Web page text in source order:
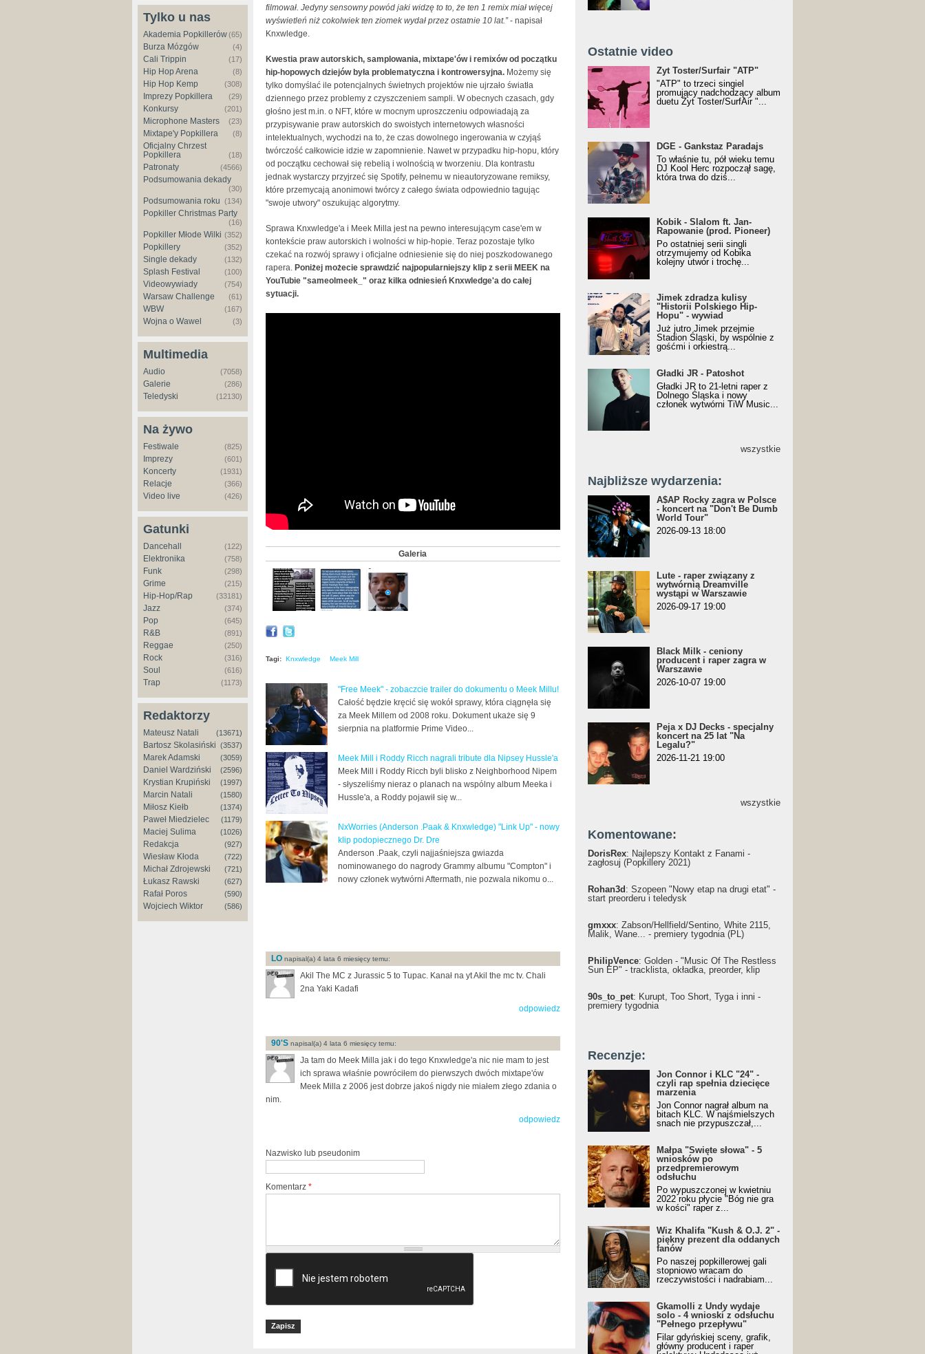
Tylko u nas
Akademia Popkillerów(65)
Burza Mózgów (4)
Cali Trippin (17)
Hip Hop Arena (8)
Hip Hop Kemp (308)
Imprezy Popkillera (29)
Konkursy (201)
Microphone Masters (23)
Mixtape'y Popkillera (8)
Oficjalny Chrzest
Popkillera
(18)
Patronaty (4566)
Podsumowania dekady
(30)
Podsumowania roku (134)
Popkiller Christmas Party
(16)
Popkiller Młode Wilki (352)
Popkillery (352)
Single dekady (132)
Splash Festival (100)
Videowywiady (754)
Warsaw Challenge (61)
WBW (167)
Wojna o Wawel (3)
Multimedia
Audio (7058)
Galerie (286)
Teledyski (12130)
Na żywo
Festiwale (825)
Imprezy (601)
Koncerty (1931)
Relacje (366)
Video live (426)
Gatunki
Dancehall (122)
Elektronika (758)
Funk (298)
Grime (215)
Hip-Hop/Rap (33181)
Jazz (374)
Pop (645)
R&B (891)
Reggae (250)
Rock (316)
Soul (616)
Trap (1173)
Redaktorzy
Mateusz Natali (13671)
Bartosz Skolasiński (3537)
Marek Adamski (3059)
Daniel Wardziński (2596)
Krystian Krupiński (1997)
Marcin Natali (1580)
Miłosz Kiełb (1374)
Paweł Miedzielec (1179)
Maciej Sulima (1026)
Redakcja (927)
Wiesław Kłoda (722)
Michał Zdrojewski (721)
Łukasz Rawski (627)
Rafał Poros (590)
Wojciech Wiktor (586)
filmował. Jedyny sensowny powód jaki widzę to to, że ten 1 remix miał więcej
wyświetleń niż cokolwiek ten ziomek wydał przez ostatnie 10 lat.”- napisał
Knxwledge.
Kwestia praw autorskich, samplowania, mixtape'ów i remixów od początku
hip-hopowych dziejów była problematyczna i kontrowersyjna. Możemy się
tylko domyślać ile potencjalnych świetnych projektów nie ujrzało światła
dziennego przez problemy z czyszczeniem sampli. W obecnych czasach, gdy
głośno jest m.in. o NFT, które w mocnym uproszczeniu odpowiadają za
przypisywanie praw autorskich do swoistych internetowych własności
intelektualnych, wychodzi na to, że czas dowolnego ingerowania w czyjąś
twórczość całkowicie idzie w zapomnienie. Nawet w przypadku hip-hopu, który
od początku cechował się rebelią i wolnością w tworzeniu. Dla kontrastu
jednak wystarczy przyjrzeć się Spotify, pełnemu w nieautoryzowane remiksy,
które przemycają anonimowi twórcy z całego świata odpowiednio tagując
"swoje utwory" oszukując algorytmy.
Sprawa Knxwledge'a i Meek Milla jest na pewno interesującym case'em w
kontekście praw autorskich i wolności w hip-hopie. Teraz pozostaje tylko
czekać na rozwój sprawy i oficjalne odniesienie się do niej poszkodowanego
rapera. Poniżej możecie sprawdzić najpopularniejszy klip z serii MEEK na
YouTubie "sameolmeek_" oraz kilka odniesień Knxwledge'a do całej
sytuacji.
Galeria
Tagi: Knxwledge Meek Mill
"Free Meek" - zobaczcie trailer do dokumentu o Meek Millu!
Całość będzie kręcić się wokół sprawy, która ciągnęła się
za Meek Millem od 2008 roku. Dokument ukaże się 9
sierpnia na platformie Prime Video...
Meek Mill i Roddy Ricch nagrali tribute dla Nipsey Hussle'a
Meek Mill i Roddy Ricch byli blisko z Neighborhood Nipem
- słyszeliśmy nieraz o planach na wspólny album Meeka i
Hussle'a, a Roddy pojawił się w...
NxWorries (Anderson .Paak & Knxwledge) "Link Up" - nowy
klip podopiecznego Dr. Dre
Anderson .Paak, czyli najjaśniejsza gwiazda
nominowanego do nagrody Grammy albumu "Compton" i
nowy członek wytwórni Aftermath, nie pozwala nikomu o...
LO napisal(a) 4 lata 6 miesięcy temu:
Akil The MC z Jurassic 5 to Tupac. Kanał na yt Akil the mc tv. Chali
2na Yaki Kadafi
odpowiedz
90'S napisal(a) 4 lata 6 miesięcy temu:
Ja tam do Meek Milla jak i do tego Knxwledge'a nic nie mam to jest
ich sprawa właśnie powróciłem do pierwszych dwóch mixtape'ów
Meek Milla z 2006 jest dobrze jakoś nigdy nie miałem złego zdania o
nim.
odpowiedz
Nazwisko lub pseudonim
Komentarz *
Ostatnie video
Żyt Toster/SurfAir - ATP VIDEO
Żyt Toster/Surfair "ATP"
"ATP" to trzeci singiel
promujący nadchodzący album
duetu Żyt Toster/SurfAir "...
donGURALesko z nagrodą za
Klasyczny/Trueschoolowy
Album Roku (Popkillery 2023)
DGE - Gankstaz Paradajs
To właśnie tu, pół wieku temu
DJ Kool Herc rozpoczął sagę,
która trwa do dziś...
Kobik - Slalom ft. Jan-
Rapowanie (prod. Pioneer)
[Official Music Visualiser]
Kobik - Slalom ft. Jan-
Rapowanie (prod. Pioneer)
Po ostatniej serii singli
otrzymujemy od Kobika
kolejny utwór i trochę...
Jimek zdradza kulisy "Historii
Polskiego Hip-Hopu" - wywiad
Jimek zdradza kulisy
"Historii Polskiego Hip-
Hopu" - wywiad
Już jutro Jimek przejmie
Stadion Śląski, by wspólnie z
gośćmi i orkiestrą...
Gładki JR - Patoshot
Gładki JR - Patoshot
Gładki JR to 21-letni raper z
Dolnego Śląska i nowy
członek wytwórni TiW Music...
wszystkie
Najbliższe wydarzenia:
A$AP Rocky zagra w Polsce
- koncert na "Don't Be Dumb
World Tour"
2026-09-13 18:00
Lute - raper związany z
wytwórnią Dreamville
wystąpi w Warszawie
2026-09-17 19:00
Black Milk - ceniony
producent i raper zagra w
Warszawie
2026-10-07 19:00
Peja x DJ Decks - specjalny
koncert na 25 lat "Na
Legalu?"
2026-11-21 19:00
wszystkie
Komentowane:
DorisRex: Najlepszy Kontakt z Fanami -
zagłosuj (Popkillery 2021)
Rohan3d : Szopeen "Nowy etap na drugi etat" -
start preorderu i teledysk
gmxxx: Żabson/Hellfield/Sentino, White 2115,
Malik, Wane... - premiery tygodnia (PL)
PhilipVence: Golden - "Music Of The Restless
Sun EP" - tracklista, okładka, preorder, klip
90s_to_pet: Kurupt, Too Short, Tyga i inni -
premiery tygodnia
Recenzje:
Jon Connor i KLC "24" -
czyli rap spełnia dziecięce
marzenia
Jon Connor nagrał album na
bitach KLC. W najśmielszych
snach nie przypuszczał,...
Małpa "Święte słowa" - 5
wniosków po
przedpremierowym
odsłuchu
Po wypuszczonej w kwietniu
2022 roku płycie "Bóg nie gra
w kości" raper z...
Wiz Khalifa "Kush & O.J. 2" -
piękny prezent dla oddanych
fanów
Po naszej popkillerowej gali
stopniowo wracam do
rzeczywistości i nadrabiam...
Gkamolli z Undy wydaje
solo - 4 wnioski z odsłuchu
"Pełnego przepływu"
Filar gdyńskiej sceny, grafik,
główny producent i raper